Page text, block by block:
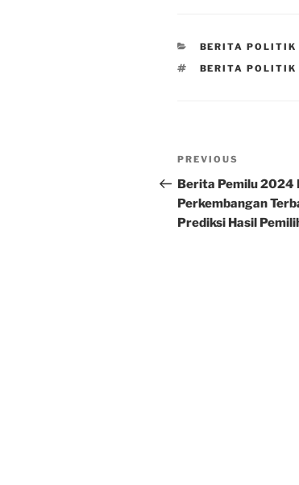
CATEGORIES
BERITA POLITIK
TAGS
BERITA POLITIK
Post
navigation
Previous
Post
PREVIOUS
Berita Pemilu 2024
Perkembangan
Prediksi Hasil